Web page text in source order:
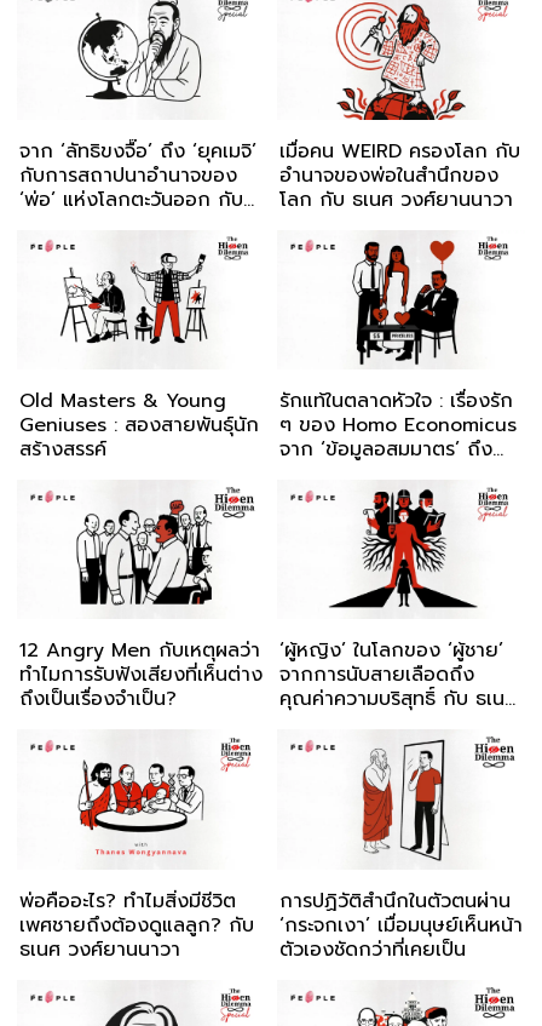
จาก ‘ลัทธิขงจื๊อ’ ถึง ‘ยุคเมจิ’
กับการสถาปนาอำนาจของ
‘พ่อ’ แห่งโลกตะวันออก กับ
เมื่อคน WEIRD ครองโลก กับ
อำนาจของพ่อในสำนึกของ
โลก กับ ธเนศ วงศ์ยานนาวา
Old Masters & Young
Geniuses : สองสายพันธุ์นัก
สร้างสรรค์
รักแท้ในตลาดหัวใจ : เรื่องรัก
ๆ ของ Homo Economicus
จาก ‘ข้อมูลอสมมาตร’ ถึง
12 Angry Men กับเหตุผลว่า
ทำไมการรับฟังเสียงที่เห็นต่าง
ถึงเป็นเรื่องจำเป็น?
‘ผู้หญิง’ ในโลกของ ‘ผู้ชาย’
จากการนับสายเลือดถึง
คุณค่าความบริสุทธิ์ กับ ธเนศ
พ่อคืออะไร? ทำไมสิ่งมีชีวิต
เพศชายถึงต้องดูแลลูก? กับ
ธเนศ วงศ์ยานนาวา
การปฏิวัติสำนึกในตัวตนผ่าน
‘กระจกเงา’ เมื่อมนุษย์เห็นหน้า
ตัวเองชัดกว่าที่เคยเป็น